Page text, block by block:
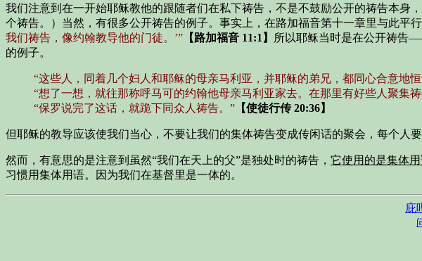
我们注意到在一开始耶稣教他的跟随者们在私下祷告，不是不鼓励公开的祷告本身
个祷告。）当然，有很多公开祷告的例子。事实上，在路加福音第十一章里与此平
我们祷告，像约翰教导他的门徒。’” 【路加福音 11:1】
所以耶稣当时是在公开祷告
的例子。
“这些人，同着几个妇人和耶稣的母亲马利亚，并耶稣的弟兄，都同心合意地
“想了一想，就往那称呼马可的约翰他母亲马利亚家去。在那里有好些人聚集
“保罗说完了这话，就跪下同众人祷告。” 【使徒行传 20:36】
但耶稣的教导应该使我们当心，不要让我们的集体祷告变成传闲话的聚会，每个人
然而，有意思的是注意到虽然“我们在天上的父”是独处时的祷告， 它使用的是集体
习惯用集体用语。因为我们在基督里是一体的。
庇